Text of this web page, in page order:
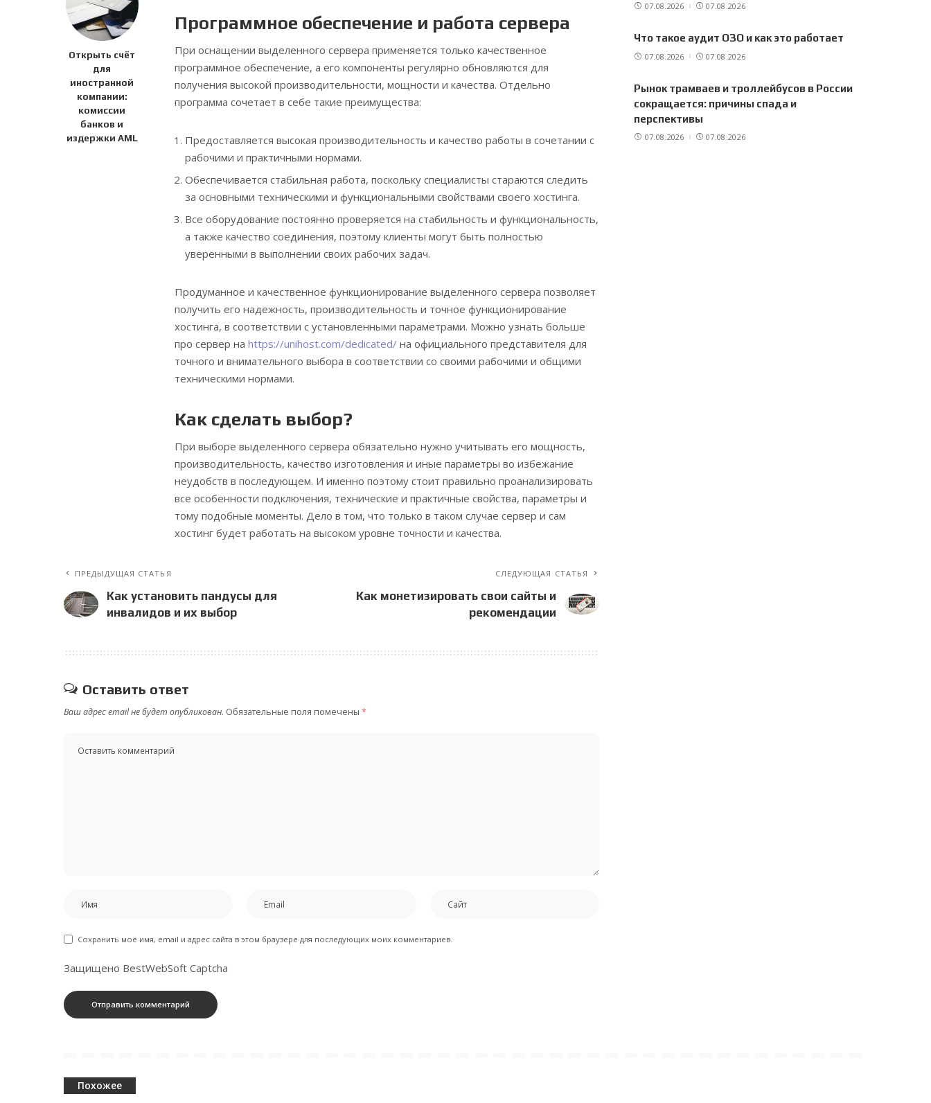
Открыть счёт
для
иностранной
компании:
комиссии
банков и
издержки AML
Программное обеспечение и работа сервера
При оснащении выделенного сервера применяется только качественное
программное обеспечение, а его компоненты регулярно обновляются для
получения высокой производительности, мощности и качества. Отдельно
программа сочетает в себе такие преимущества:
Предоставляется высокая производительность и качество работы в сочетании с
рабочими и практичными нормами.
Обеспечивается стабильная работа, поскольку специалисты стараются следить
за основными техническими и функциональными свойствами своего хостинга.
Все оборудование постоянно проверяется на стабильность и функциональность,
а также качество соединения, поэтому клиенты могут быть полностью
уверенными в выполнении своих рабочих задач.
Продуманное и качественное функционирование выделенного сервера позволяет
получить его надежность, производительность и точное функционирование
хостинга, в соответствии с установленными параметрами. Можно узнать больше
про сервер на https://unihost.com/dedicated/ на официального представителя для
точного и внимательного выбора в соответствии со своими рабочими и общими
техническими нормами.
Как сделать выбор?
При выборе выделенного сервера обязательно нужно учитывать его мощность,
производительность, качество изготовления и иные параметры во избежание
неудобств в последующем. И именно поэтому стоит правильно проанализировать
все особенности подключения, технические и практичные свойства, параметры и
тому подобные моменты. Дело в том, что только в таком случае сервер и сам
хостинг будет работать на высоком уровне точности и качества.
ПРЕДЫДУЩАЯ СТАТЬЯ
Как установить пандусы для
инвалидов и их выбор
СЛЕДУЮЩАЯ СТАТЬЯ
Как монетизировать свои сайты и
рекомендации
Оставить ответ
Ваш адрес email не будет опубликован. Обязательные поля помечены *
Сохранить моё имя, email и адрес сайта в этом браузере для последующих моих комментариев.
Защищено BestWebSoft Captcha
07.08.2026 07.08.2026
Что такое аудит ОЗО и как это работает
07.08.2026 07.08.2026
Рынок трамваев и троллейбусов в России
сокращается: причины спада и
перспективы
07.08.2026 07.08.2026
Похожее